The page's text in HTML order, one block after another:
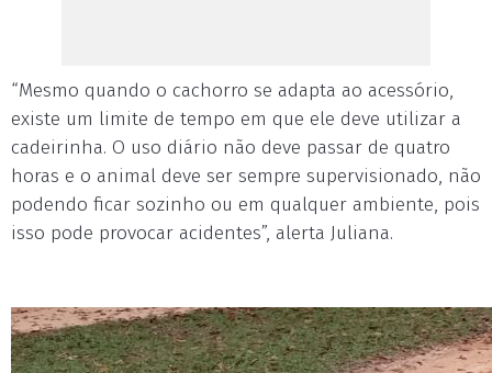
“Mesmo quando o cachorro se adapta ao acessório,
existe um limite de tempo em que ele deve utilizar a
cadeirinha. O uso diário não deve passar de quatro
horas e o animal deve ser sempre supervisionado, não
podendo ficar sozinho ou em qualquer ambiente, pois
isso pode provocar acidentes”, alerta Juliana.